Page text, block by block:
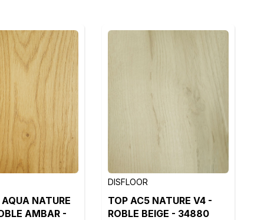
NATURE
AMBAR -
DISFLOOR
TOP AC5 NATURE V4 -
ROBLE BEIGE - 34880